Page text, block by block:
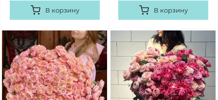
В корзину В корзину